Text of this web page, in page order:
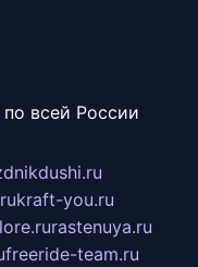
всей России
kraft-you.ru
rastenuya.ru
freeride-team.ru